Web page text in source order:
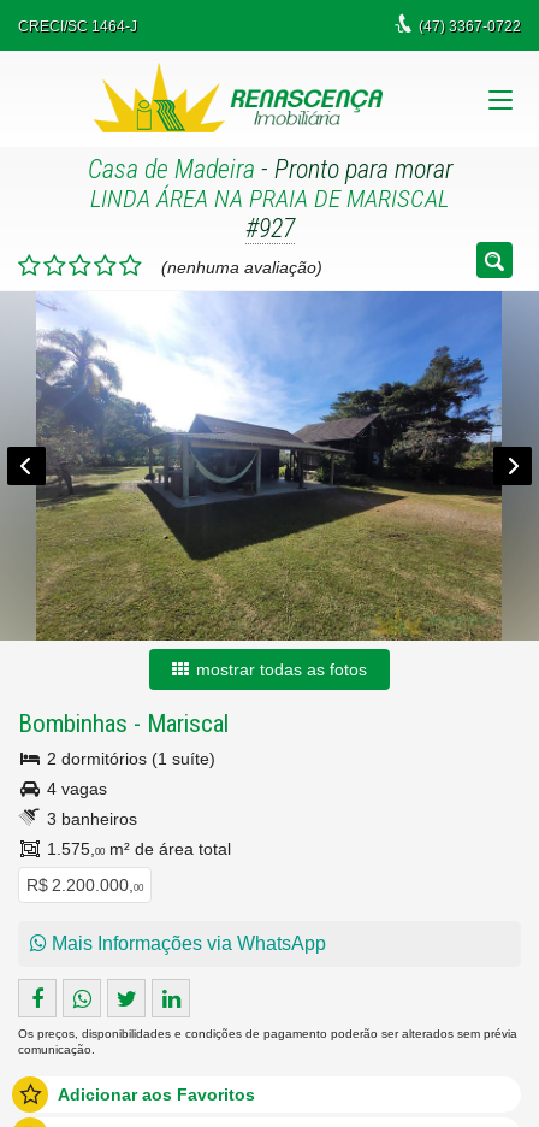
CRECI/SC 1464-J (47)3367-0722
Casa de Madeira - Pronto para morar
LINDA ÁREA NA PRAIA DE MARISCAL
#927
(nenhuma avaliação)
mostrar todas as fotos
Bombinhas - Mariscal
2 dormitórios (1 suíte)
4 vagas
3 banheiros
1.575, 00 m² de área total
R$ 2.200.000, 00
Mais Informações via WhatsApp
Os preços, disponibilidades e condições de pagamento poderão ser alterados sem prévia
comunicação.
Adicionar aos Favoritos